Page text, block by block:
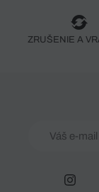
ZRUŠENIE A